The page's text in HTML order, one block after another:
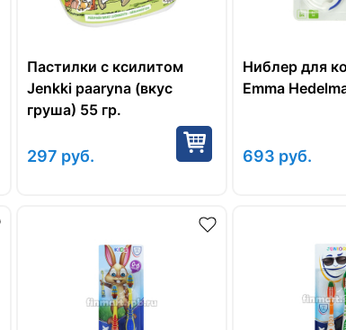
Пастилки с ксилитом
Jenkki paaryna (вкус
груша) 55 гр.
297 руб.
Ниблер для
Emma
693 руб.